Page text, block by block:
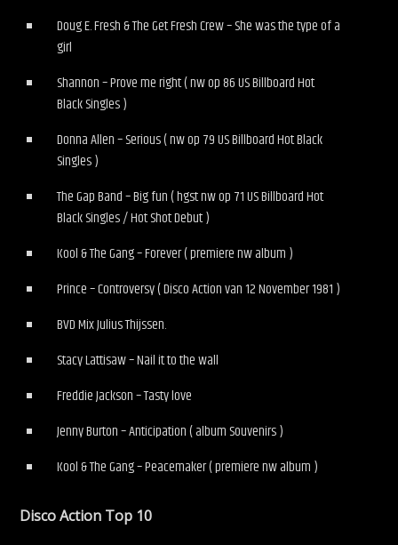
Doug E. Fresh & The Get Fresh Crew – She was the type of a
girl
Shannon – Prove me right ( nw op 86 US Billboard Hot
Black Singles )
Donna Allen – Serious ( nw op 79 US Billboard Hot Black
Singles )
The Gap Band – Big fun ( hgst nw op 71 US Billboard Hot
Black Singles / Hot Shot Debut )
Kool & The Gang – Forever ( premiere nw album )
Prince – Controversy ( Disco Action van 12 November 1981 )
BVD Mix Julius Thijssen.
Stacy Lattisaw – Nail it to the wall
Freddie Jackson – Tasty love
Jenny Burton – Anticipation ( album Souvenirs )
Kool & The Gang – Peacemaker ( premiere nw album )
Disco Action Top 10